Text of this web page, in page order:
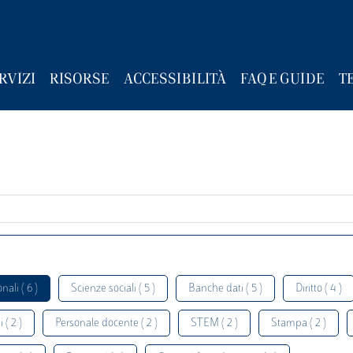
RISORSE ACCESSIBILITÀ FAQ E GUIDE
( 6 ) Scienze sociali ( 5 ) Banche dati ( 5 ) Diritto ( 4 )
( 2 ) Personale docente ( 2 ) STEM ( 2 ) Stampa ( 2 )